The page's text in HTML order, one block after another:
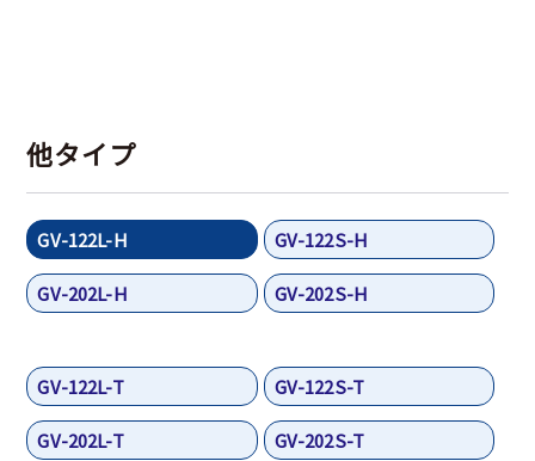
他タイプ
GV-122L-H GV-122S-H
GV-202L-H GV-202S-H
GV-122L-T GV-122S-T
GV-202L-T GV-202S-T